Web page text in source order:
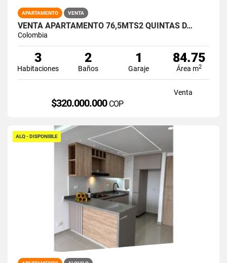
APARTAMENTO VENTA
VENTA APARTAMENTO 76,5MTS2 QUINTAS D…
Colombia
3
Habitaciones
2
Baños
1
Garaje
84.75
Área m2
Venta
$320.000.000 COP
ALQ - DISPONIBLE